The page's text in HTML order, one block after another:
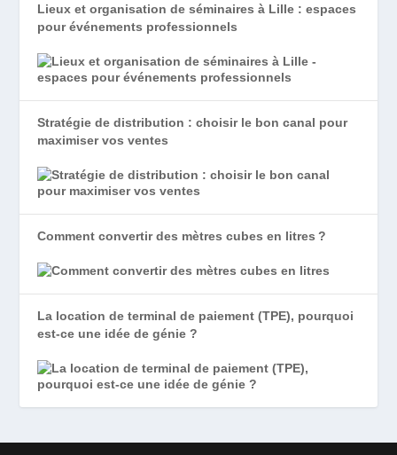
Lieux et organisation de séminaires à Lille : espaces
pour événements professionnels
Stratégie de distribution : choisir le bon canal pour
maximiser vos ventes
Comment convertir des mètres cubes en litres ?
La location de terminal de paiement (TPE), pourquoi
est-ce une idée de génie ?